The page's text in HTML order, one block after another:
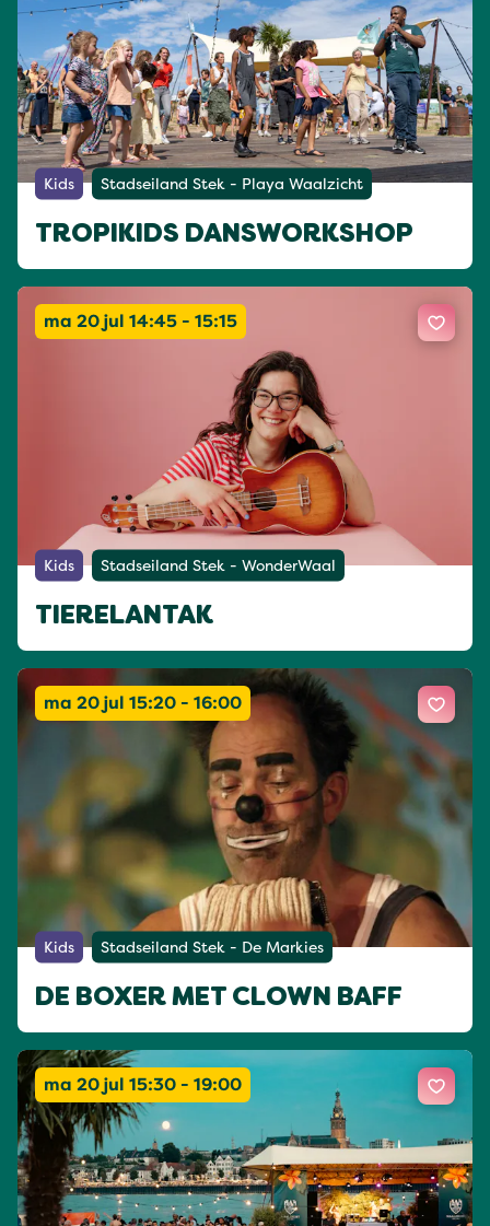
Kids Stadseiland Stek - Playa Waalzicht
TROPIKIDS DANSWORKSHOP
ma 20 jul 14:45 - 15:15
Kids Stadseiland Stek - WonderWaal
TIERELANTAK
ma 20 jul 15:20 - 16:00
Kids Stadseiland Stek - De Markies
DE BOXER MET CLOWN BAFF
ma 20 jul 15:30 - 19:00